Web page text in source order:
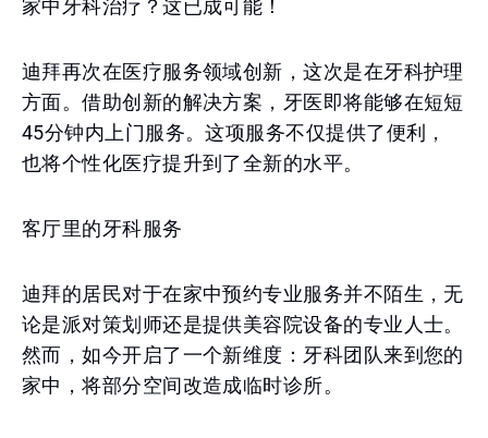
家中牙科治疗？这已成可能！
迪拜再次在医疗服务领域创新，这次是在牙科护理
方面。借助创新的解决方案，牙医即将能够在短短
45分钟内上门服务。这项服务不仅提供了便利，
也将个性化医疗提升到了全新的水平。
客厅里的牙科服务
迪拜的居民对于在家中预约专业服务并不陌生，无
论是派对策划师还是提供美容院设备的专业人士。
然而，如今开启了一个新维度：牙科团队来到您的
家中，将部分空间改造成临时诊所。